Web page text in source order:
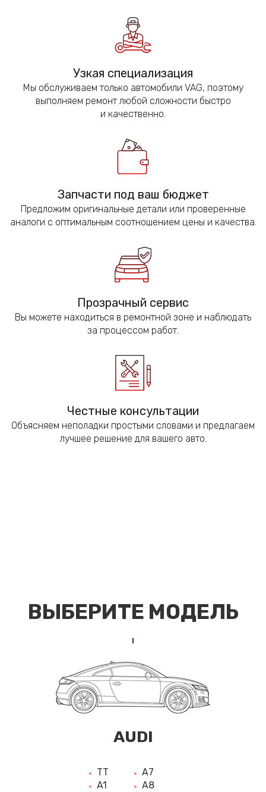
Узкая специализация
Мы обслуживаем только автомобили VAG, поэтому
выполняем ремонт любой сложности быстро
и качественно.
Запчасти под ваш бюджет
Предложим оригинальные детали или проверенные
аналоги с оптимальным соотношением цены и качества.
Прозрачный сервис
Вы можете находиться в ремонтной зоне и наблюдать
за процессом работ.
Честные консультации
Объясняем неполадки простыми словами и предлагаем
лучшее решение для вашего авто.
ВЫБЕРИТЕ МОДЕЛЬ
AUDI
TT
A1
A7
A8